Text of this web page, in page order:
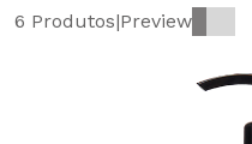
6 Produtos|Preview